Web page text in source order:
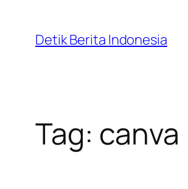
content
Detik Berita Indonesia
Tag: canva